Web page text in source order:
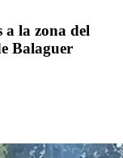
a la zona del
Balaguer